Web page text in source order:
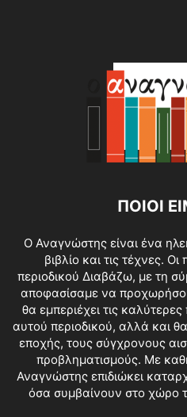
ΠΟΙΟΙ
O Αναγνώστης είναι ένα
βιβλίο και τις τέχνες.
περιοδικού Διαβάζω, με τη
αποφασίσαμε να
θα εμπεριέχει τις
αυτού περιοδικού, αλλά και
εποχής, τους σύγχρονους
προβληματισμούς. Με
Αναγνώστης επιδιώκει
όσα συμβαίνουν στο χώρο